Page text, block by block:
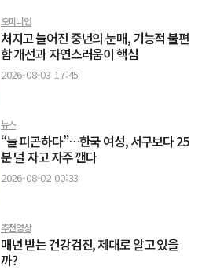
오피니언
처지고 늘어진 중년의 눈매, 기능적 불편
함 개선과 자연스러움이 핵심
2026-08-03 17:45
뉴스
“늘 피곤하다”…한국 여성, 서구보다 25
분 덜 자고 자주 깬다
2026-08-02 00:33
추천영상
매년 받는 건강검진, 제대로 알고 있을
까?